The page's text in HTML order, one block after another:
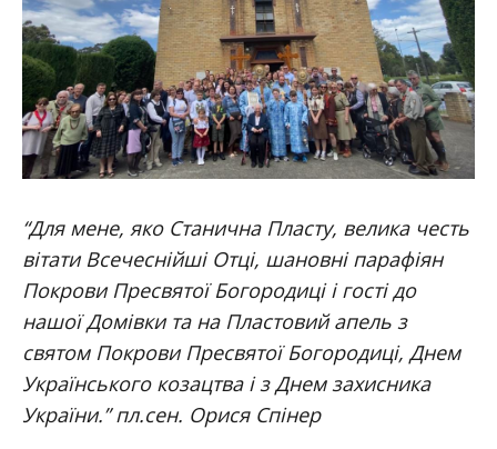
“Для мене, якo Станична Пласту, велика честь
вітати Всечеснійші Отці, шановні парафіян
Покрови Пресвятої Богородиці і гості дo
нашої Домівки та на Пластовий апель з
святом Покрови Пресвятої Богородиці, Днем
Українського козацтва і з Днем захисника
України.” пл.сен. Орися Спінер